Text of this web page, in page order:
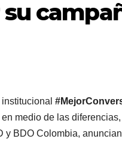
medio de las
BDO Colombia,